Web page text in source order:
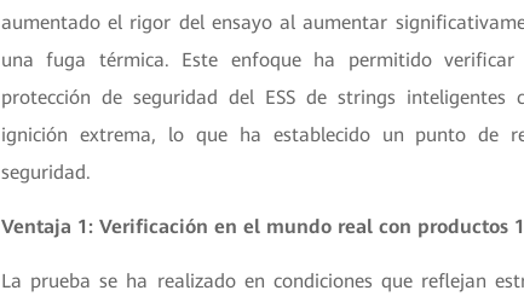
aumentado el rigor del ensayo al aumentar
una fuga térmica. Este enfoque ha permitido verificar
protección de seguridad del ESS de strings inteligentes
ignición extrema, lo que ha establecido un punto de
seguridad.
Ventaja 1: Verificación en el mundo real con productos
La prueba se ha realizado en condiciones que reflejan